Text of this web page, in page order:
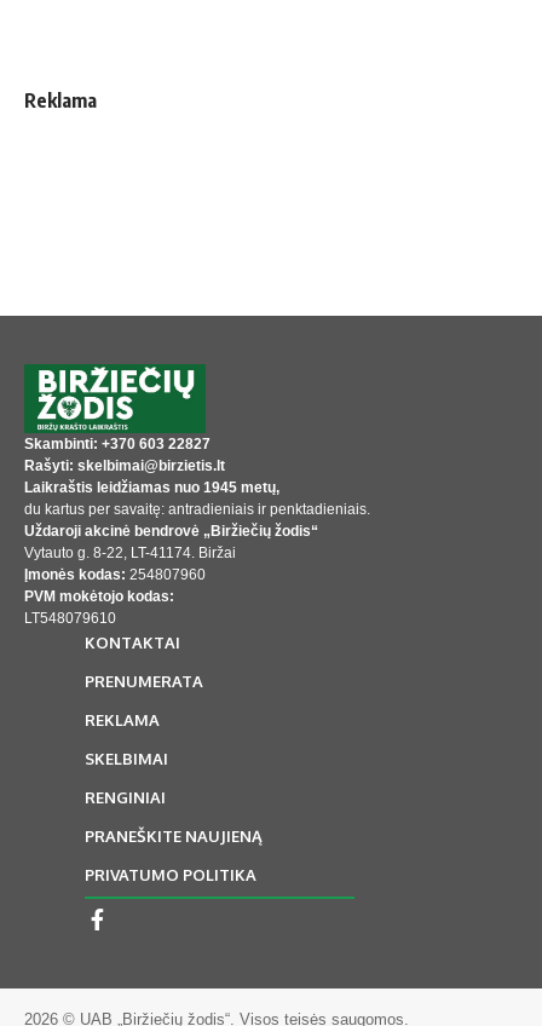
Reklama
Skambinti: +370 603 22827
Rašyti: skelbimai@birzietis.lt
Laikraštis leidžiamas nuo 1945 metų,
du kartus per savaitę: antradieniais ir penktadieniais.
Uždaroji akcinė bendrovė „Biržiečių žodis“
Vytauto g. 8-22, LT-41174. Biržai
Įmonės kodas: 254807960
PVM mokėtojo kodas:
LT548079610
KONTAKTAI
PRENUMERATA
REKLAMA
SKELBIMAI
RENGINIAI
PRANEŠKITE NAUJIENĄ
PRIVATUMO POLITIKA
2026 © UAB „Biržiečių žodis“. Visos teisės saugomos.